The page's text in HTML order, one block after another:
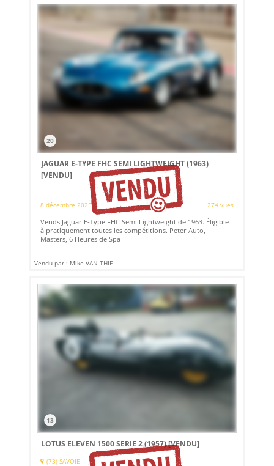
20
JAGUAR E-TYPE FHC SEMI LIGHTWEIGHT (1963)
[VENDU]
8 décembre 2025 274 vues
Vends Jaguar E-Type FHC Semi Lightweight de 1963. Éligible
à pratiquement toutes les compétitions. Peter Auto,
Masters, 6 Heures de Spa
Vendu par : Mike VAN THIEL
13
LOTUS ELEVEN 1500 SERIE 2 (1957)[VENDU]
(73) SAVOIE